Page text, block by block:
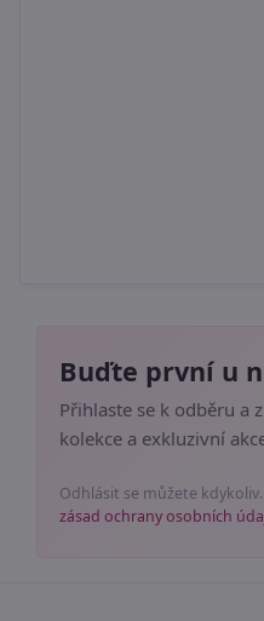
Buďte první u
Přihlaste se k odběru a
kolekce a exkluzivní
Odhlásit se můžete
zásad ochrany osobních